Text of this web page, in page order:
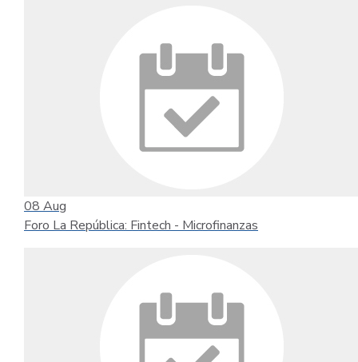
08 Aug
Foro La República: Fintech - Microfinanzas